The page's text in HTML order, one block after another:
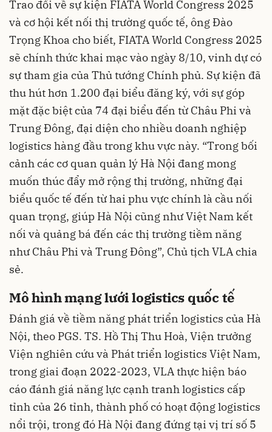
Trao đổi về sự kiện FIATA World Congress 2025
và cơ hội kết nối thị trường quốc tế, ông Đào
Trọng Khoa cho biết, FIATA World Congress 2025
sẽ chính thức khai mạc vào ngày 8/10, vinh dự có
sự tham gia của Thủ tướng Chính phủ. Sự kiện đã
thu hút hơn 1.200 đại biểu đăng ký, với sự góp
mặt đặc biệt của 74 đại biểu đến từ Châu Phi và
Trung Đông, đại diện cho nhiều doanh nghiệp
logistics hàng đầu trong khu vực này. “Trong bối
cảnh các cơ quan quản lý Hà Nội đang mong
muốn thúc đẩy mở rộng thị trường, những đại
biểu quốc tế đến từ hai phu vực chính là cầu nối
quan trọng, giúp Hà Nội cũng như Việt Nam kết
nối và quảng bá đến các thị trường tiềm năng
như Châu Phi và Trung Đông”, Chủ tịch VLA chia
sẻ.
Mô hình mạng lưới logistics quốc tế
Đánh giá về tiềm năng phát triển logistics của Hà
Nội, theo PGS. TS. Hồ Thị Thu Hoà, Viện trưởng
Viện nghiên cứu và Phát triển logistics Việt Nam,
trong giai đoạn 2022-2023, VLA thực hiện báo
cáo đánh giá năng lực cạnh tranh logistics cấp
tỉnh của 26 tỉnh, thành phố có hoạt động logistics
nổi trội, trong đó Hà Nội đang đứng tại vị trí số 5